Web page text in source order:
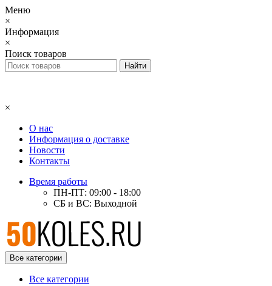
Меню
×
Информация
×
Поиск товаров
×
О нас
Информация о доставке
Новости
Контакты
Время работы
ПН-ПТ: 09:00 - 18:00
СБ и ВС: Выходной
Все категории
Все категории